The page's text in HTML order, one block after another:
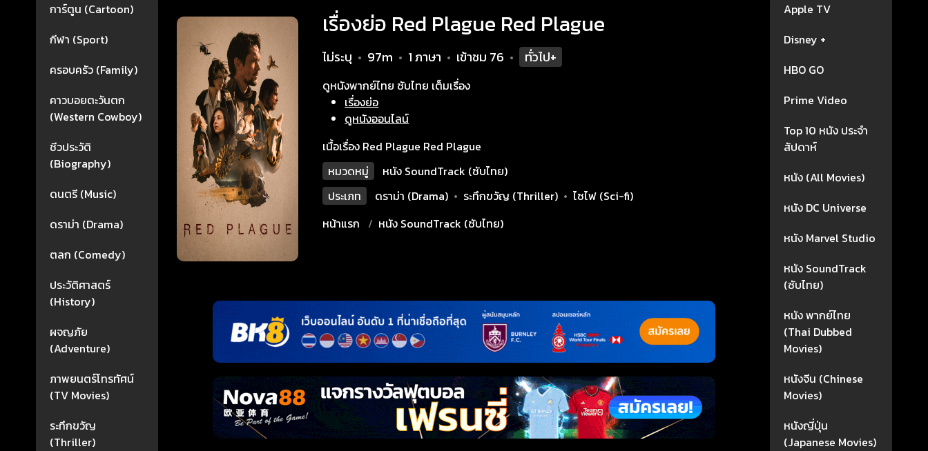
การ์ตูน (Cartoon)
กีฬา (Sport)
ครอบครัว (Family)
คาวบอยตะวันตก
(Western Cowboy)
ชีวประวัติ
(Biography)
ดนตรี (Music)
ดราม่า (Drama)
ตลก (Comedy)
ประวัติศาสตร์
(History)
ผจญภัย
(Adventure)
ภาพยนตร์โทรทัศน์
(TV Movies)
ระทึกขวัญ
(Thriller)
เรื่องย่อ Red Plague Red Plague
ไม่ระบุ • 97m • 1 ภาษา • เข้าชม 76 • ทั่วไป+
ดูหนังพากย์ไทย ซับไทย เต็มเรื่อง
เรื่องย่อ
ดูหนังออนไลน์
เนื้อเรื่อง Red Plague Red Plague
หมวดหมู่
หนัง SoundTrack (ซับไทย)
ประเภท
ดราม่า (Drama) • ระทึกขวัญ (Thriller) • ไซไฟ (Sci-fi)
หน้าแรก
หนัง SoundTrack (ซับไทย)
Apple TV
Disney +
HBO GO
Prime Video
Top 10 หนัง ประจำ
สัปดาห์
หนัง (All Movies)
หนัง DC Universe
หนัง Marvel Studio
หนัง SoundTrack
(ซับไทย)
หนัง พากย์ไทย
(Thai Dubbed
Movies)
หนังจีน (Chinese
Movies)
หนังญี่ปุ่น
(Japanese Movies)